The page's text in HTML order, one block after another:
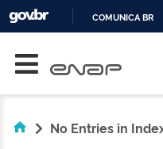
COMUNICA BR
No Entries in